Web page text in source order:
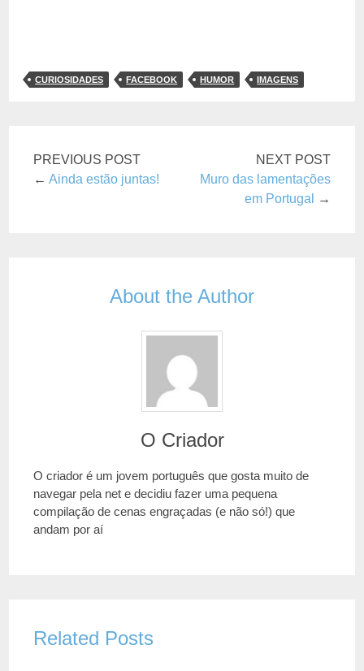
CURIOSIDADES FACEBOOK HUMOR IMAGENS
PREVIOUS POST
←Ainda estão juntas!
NEXT POST
Muro das lamentações
em Portugal
→
About the Author
O Criador
O criador é um jovem português que gosta muito de
navegar pela net e decidiu fazer uma pequena
compilação de cenas engraçadas (e não só!) que
andam por aí
Related Posts